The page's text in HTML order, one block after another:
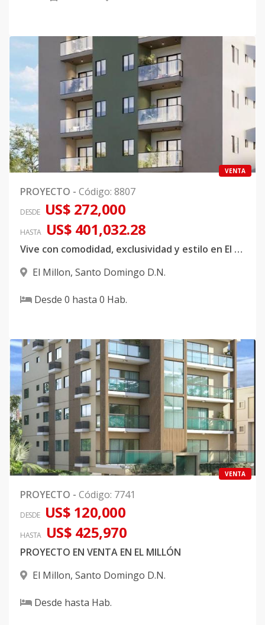
VENTA
PROYECTO - Código: 8807
DESDE US$ 272,000
HASTA US$ 401,032.28
Vive con comodidad, exclusividad y estilo en El Millón
El Millon, Santo Domingo D.N.
Desde 0 hasta 0 Hab.
VENTA
PROYECTO - Código: 7741
DESDE US$ 120,000
HASTA US$ 425,970
PROYECTO EN VENTA EN EL MILLÓN
El Millon, Santo Domingo D.N.
Desde hasta Hab.